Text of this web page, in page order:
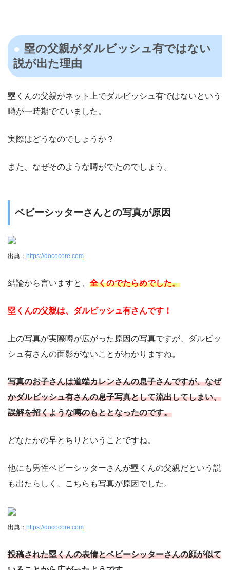
塁の父親がダルビッシュ有ではない
説が出た理由
塁くんの父親がネット上でダルビッシュ有ではないという
噂が一時期でていました。
実際はどうなのでしょうか？
また、なぜそのような噂がでたのでしょう。
ベビーシッターさんとの写真が原因
出典： https://dococore.com
結論から言いますと、 全くのでたらめでした。
塁くんの父親は、ダルビッシュ有さんです！
上の写真が実際噂が広がった原因の写真ですが、ダルビッ
シュ有さんの面影がないことがわかりますね。
写真のお子さんは道端カレンさんの息子さんですが、なぜ
かダルビッシュ有さんの息子写真として流出してしまい、
誤解を招くような噂のもととなったのです。
どなたかの早とちりということですね。
他にも男性ベビーシッターさんが塁くんの父親だという説
も出たらしく、こちらも写真が原因でした。
出典： https://dococore.com
投稿された塁くんの表情とベビーシッターさんの顔が似て